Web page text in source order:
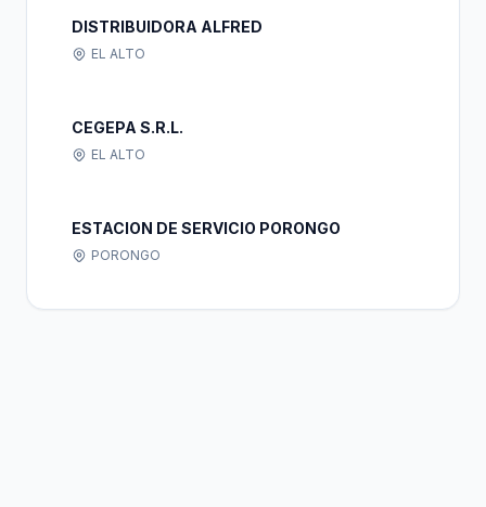
DISTRIBUIDORA ALFRED
EL ALTO
CEGEPA S.R.L.
EL ALTO
ESTACION DE SERVICIO PORONGO
PORONGO